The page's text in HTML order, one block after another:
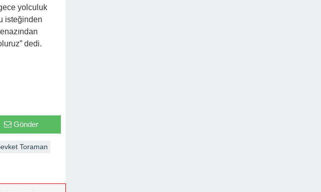
yolculuk
isteğinden
dedi.
Gönder
Toraman